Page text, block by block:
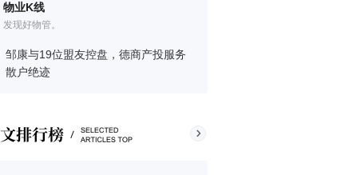
物业K线
发现好物管。
邹康与19位盟友控盘，德商产投服务
散户绝迹